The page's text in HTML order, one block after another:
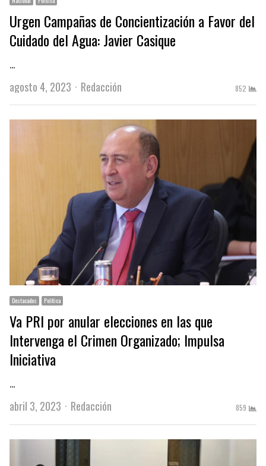
Urgen Campañas de Concientización a Favor del
Cuidado del Agua: Javier Casique
…
agosto 4, 2023
Author
Redacción 852
Destacados Política
Va PRI por anular elecciones en las que
Intervenga el Crimen Organizado; Impulsa
Iniciativa
…
abril 3, 2023
Author
Redacción 859